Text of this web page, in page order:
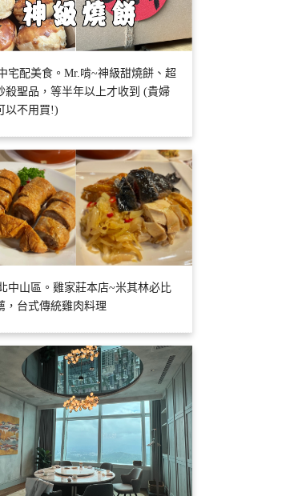
宅配美食。Mr.啃~神級甜燒餅、超
殺聖品，等半年以上才收到 (貴婦
以不用買!)
中山區。雞家莊本店~米其林必比
，台式傳統雞肉料理